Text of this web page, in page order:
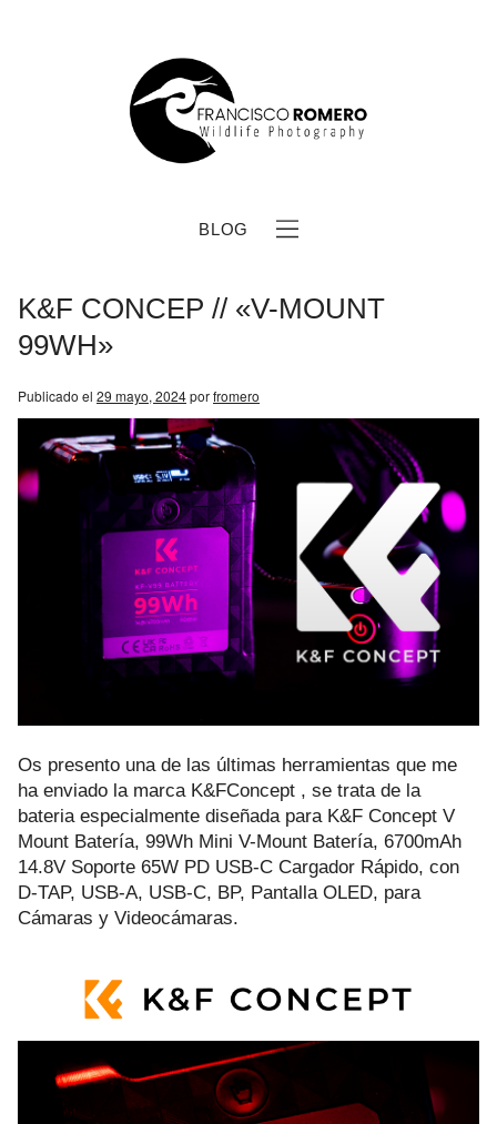
BLOG
K&F CONCEP // «V-MOUNT
99WH»
Publicado el 29 mayo, 2024porfromero
Os presento una de las últimas herramientas que me
ha enviado la marca K&FConcept , se trata de la
bateria especialmente diseñada para K&F Concept V
Mount Batería, 99Wh Mini V-Mount Batería, 6700mAh
14.8V Soporte 65W PD USB-C Cargador Rápido, con
D-TAP, USB-A, USB-C, BP, Pantalla OLED, para
Cámaras y Videocámaras.